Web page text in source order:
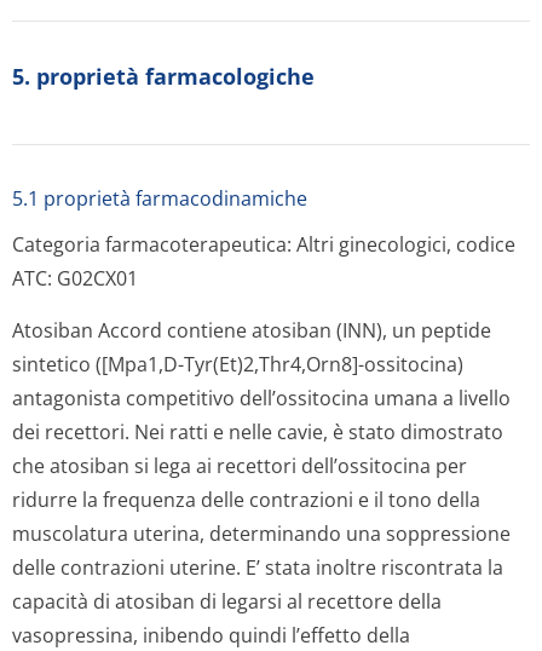
5. proprietà farmacologiche
5.1 proprietà farmacodinamiche
Categoria farmacoterapeutica: Altri ginecologici, codice
ATC: G02CX01
Atosiban Accord contiene atosiban (INN), un peptide
sintetico ([Mpa1,D-Tyr(Et)2,Thr4,Orn8]-ossitocina)
antagonista competitivo dell’ossitocina umana a livello
dei recettori. Nei ratti e nelle cavie, è stato dimostrato
che atosiban si lega ai recettori dell’ossitocina per
ridurre la frequenza delle contrazioni e il tono della
muscolatura uterina, determinando una soppressione
delle contrazioni uterine. E’ stata inoltre riscontrata la
capacità di atosiban di legarsi al recettore della
vasopressina, inibendo quindi l’effetto della